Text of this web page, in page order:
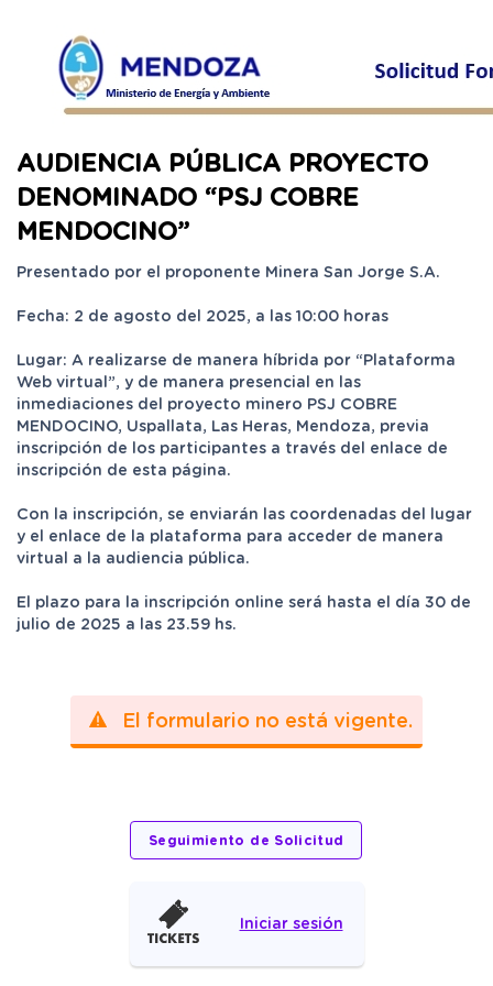
AUDIENCIA PÚBLICA PROYECTO
DENOMINADO “PSJ COBRE
MENDOCINO”
Presentado por el proponente Minera San Jorge S.A.
Fecha: 2 de agosto del 2025, a las 10:00 horas
Lugar: A realizarse de manera híbrida por “Plataforma
Web virtual”, y de manera presencial en las
inmediaciones del proyecto minero PSJ COBRE
MENDOCINO, Uspallata, Las Heras, Mendoza, previa
inscripción de los participantes a través del enlace de
inscripción de esta página.
Con la inscripción, se enviarán las coordenadas del lugar
y el enlace de la plataforma para acceder de manera
virtual a la audiencia pública.
El plazo para la inscripción online será hasta el día 30 de
julio de 2025 a las 23.59 hs.
El formulario no está vigente.
Iniciar sesión